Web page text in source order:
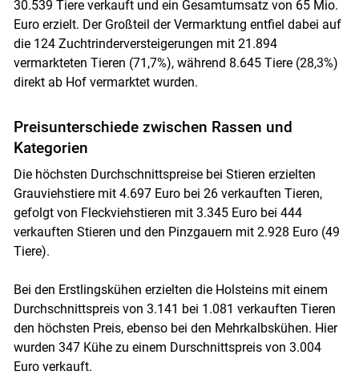
30.539 Tiere verkauft und ein Gesamtumsatz von 65 Mio.
Euro erzielt. Der Großteil der Vermarktung entfiel dabei auf
die 124 Zuchtrinderversteigerungen mit 21.894
vermarkteten Tieren (71,7%), während 8.645 Tiere (28,3%)
direkt ab Hof vermarktet wurden.
Preisunterschiede zwischen Rassen und
Kategorien
Die höchsten Durchschnittspreise bei Stieren erzielten
Grauviehstiere mit 4.697 Euro bei 26 verkauften Tieren,
gefolgt von Fleckviehstieren mit 3.345 Euro bei 444
verkauften Stieren und den Pinzgauern mit 2.928 Euro (49
Tiere).
Bei den Erstlingskühen erzielten die Holsteins mit einem
Durchschnittspreis von 3.141 bei 1.081 verkauften Tieren
den höchsten Preis, ebenso bei den Mehrkalbskühen. Hier
wurden 347 Kühe zu einem Durschnittspreis von 3.004
Euro verkauft.